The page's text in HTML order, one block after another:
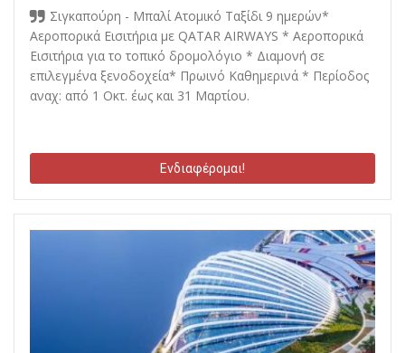
Σιγκαπούρη - Μπαλί Ατομικό Ταξίδι 9 ημερών*
Αεροπορικά Εισιτήρια με QATAR AIRWAYS * Αεροπορικά
Εισιτήρια για το τοπικό δρομολόγιο * Διαμονή σε
επιλεγμένα ξενοδοχεία* Πρωινό Καθημερινά * Περίοδος
αναχ: από 1 Οκτ. έως και 31 Μαρτίου.
Ενδιαφέρομαι!